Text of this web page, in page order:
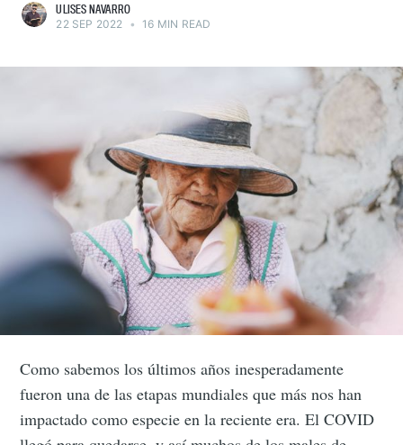
ULISES NAVARRO
22 SEP 2022 • 16 MIN READ
Como sabemos los últimos años inesperadamente
fueron una de las etapas mundiales que más nos han
impactado como especie en la reciente era. El COVID